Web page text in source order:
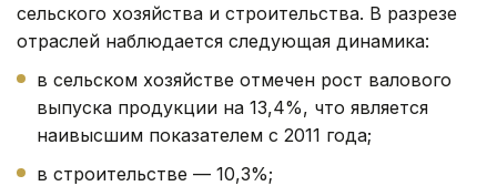
сельского хозяйства и строительства. В разрезе
отраслей наблюдается следующая динамика:
в сельском хозяйстве отмечен рост валового
выпуска продукции на 13,4%, что является
наивысшим показателем с 2011 года;
в строительстве — 10,3%;